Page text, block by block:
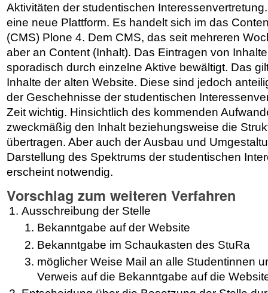
Aktivitäten der studentischen
eine neue Plattform. Es handelt sich im das
(CMS) Plone 4. Dem CMS, das seit mehreren
aber an Content (Inhalt). Das Eintragen von
sporadisch durch einzelne Aktive bewältigt. Das
Inhalte der alten Website. Diese sind jedoch
der Geschehnisse der studentischen
Zeit wichtig. Hinsichtlich des kommenden
zweckmäßig den Inhalt beziehungsweise die
übertragen. Aber auch der Ausbau und
Darstellung des Spektrums der studentischen
erscheint notwendig.
Vorschlag zum weiteren Verfahren
Ausschreibung der Stelle
Bekanntgabe auf der Website
Bekanntgabe im Schaukasten des StuRa
möglicher Weise Mail an alle Studentinnen
Verweis auf die Bekanntgabe auf die